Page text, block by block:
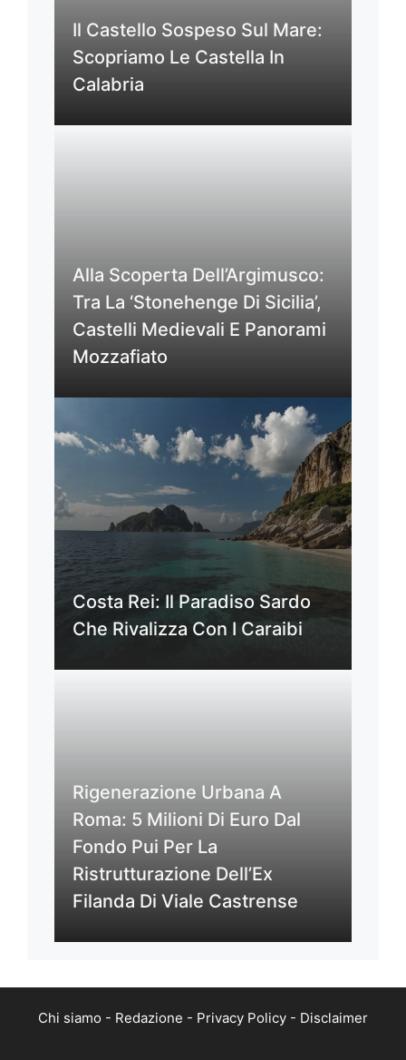
Il Castello Sospeso Sul Mare:
Scopriamo Le Castella In
Calabria
Alla Scoperta Dell’Argimusco:
Tra La ‘Stonehenge Di Sicilia’,
Castelli Medievali E Panorami
Mozzafiato
Costa Rei: Il Paradiso Sardo
Che Rivalizza Con I Caraibi
Rigenerazione Urbana A
Roma: 5 Milioni Di Euro Dal
Fondo Pui Per La
Ristrutturazione Dell’Ex
Filanda Di Viale Castrense
Chi siamo - Redazione - Privacy Policy - Disclaimer